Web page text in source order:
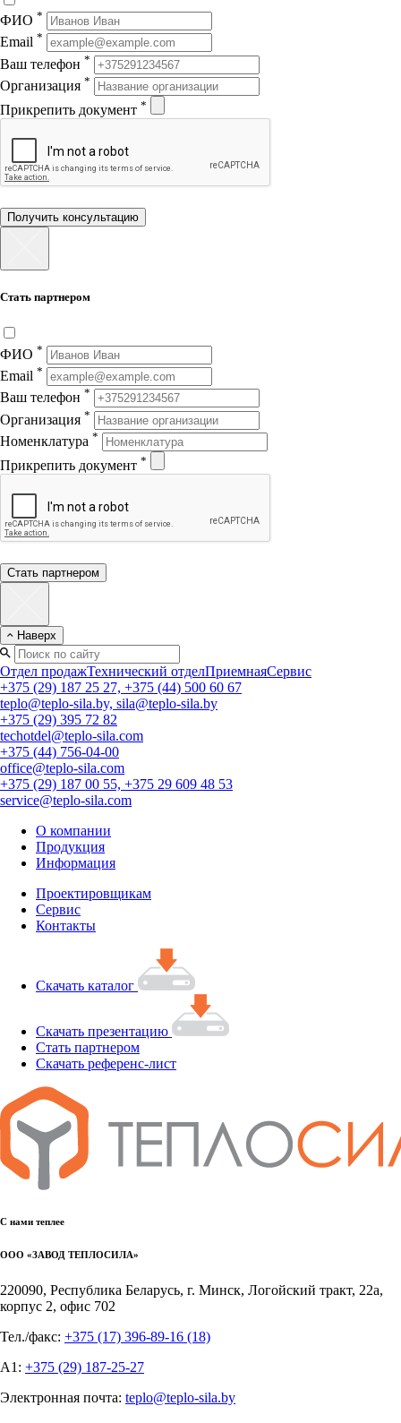
ФИО *
Email *
Ваш телефон *
Организация *
Прикрепить документ *
Получить консультацию
Стать партнером
ФИО *
Email *
Ваш телефон *
Организация *
Номенклатура *
Прикрепить документ *
Стать партнером
Наверх
Отдел продажТехнический отделПриемнаяСервис
+375 (29) 187 25 27, +375 (44) 500 60 67
teplo@teplo-sila.by, sila@teplo-sila.by
+375 (29) 395 72 82
techotdel@teplo-sila.com
+375 (44) 756-04-00
office@teplo-sila.com
+375 (29) 187 00 55, +375 29 609 48 53
service@teplo-sila.com
О компании
Продукция
Информация
Проектировщикам
Сервис
Контакты
Скачать каталог
Скачать презентацию
Стать партнером
Скачать референс-лист
С нами теплее
ООО «ЗАВОД ТЕПЛОСИЛА»
220090, Республика Беларусь, г. Минск, Логойский тракт, 22а,
корпус 2, офис 702
Тел./факс: +375 (17) 396-89-16 (18)
А1: +375 (29) 187-25-27
Электронная почта: teplo@teplo-sila.by